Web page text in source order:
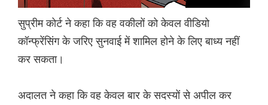
सुप्रीम कोर्ट ने कहा कि वह वकीलों को केवल वीडियो
कॉन्फ्रेंसिंग के जरिए सुनवाई में शामिल होने के लिए बाध्य नहीं
कर सकता।
अदालत ने कहा कि वह केवल बार के सदस्यों से अपील कर